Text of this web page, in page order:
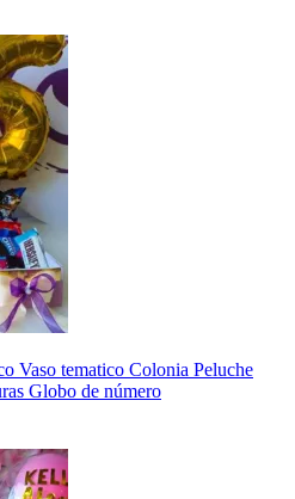
Vaso tematico Colonia Peluche
Globo de número